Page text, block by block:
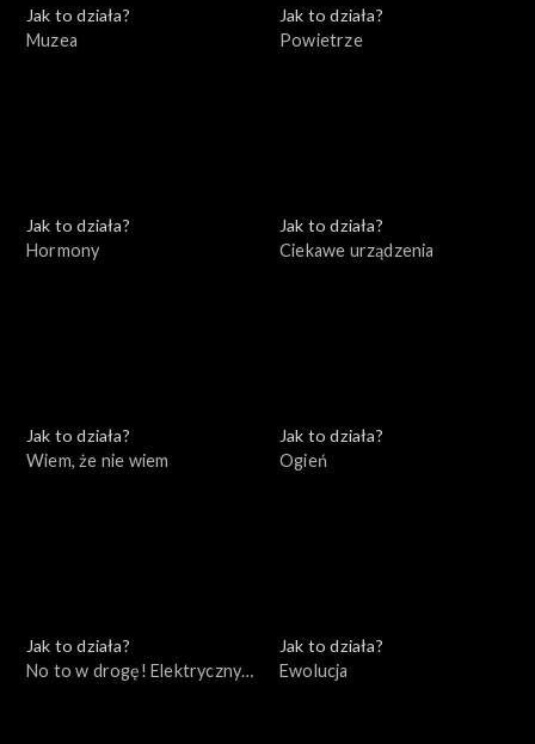
Jak to działa?
Muzea
Jak to działa?
Powietrze
Jak to działa?
Hormony
Jak to działa?
Ciekawe urządzenia
Jak to działa?
Wiem, że nie wiem
Jak to działa?
Ogień
Jak to działa?
No to w drogę! Elektryczny
Jak to działa?
Ewolucja